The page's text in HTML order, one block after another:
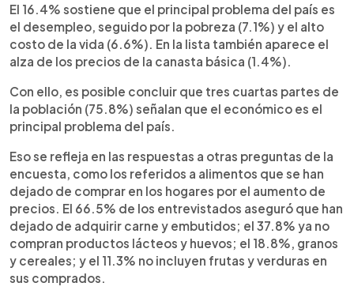
El 16.4% sostiene que el principal problema del país es
el desempleo, seguido por la pobreza (7.1%) y el alto
costo de la vida (6.6%). En la lista también aparece el
alza de los precios de la canasta básica (1.4%).
Con ello, es posible concluir que tres cuartas partes de
la población (75.8%) señalan que el económico es el
principal problema del país.
Eso se refleja en las respuestas a otras preguntas de la
encuesta, como los referidos a alimentos que se han
dejado de comprar en los hogares por el aumento de
precios. El 66.5% de los entrevistados aseguró que han
dejado de adquirir carne y embutidos; el 37.8% ya no
compran productos lácteos y huevos; el 18.8%, granos
y cereales; y el 11.3% no incluyen frutas y verduras en
sus comprados.